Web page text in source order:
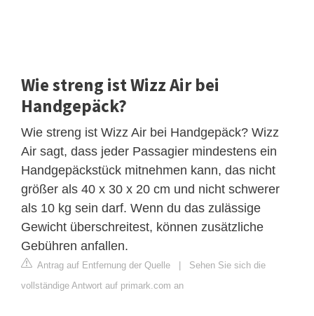
Wie streng ist Wizz Air bei
Handgepäck?
Wie streng ist Wizz Air bei Handgepäck? Wizz
Air sagt, dass jeder Passagier mindestens ein
Handgepäckstück mitnehmen kann, das nicht
größer als 40 x 30 x 20 cm und nicht schwerer
als 10 kg sein darf. Wenn du das zulässige
Gewicht überschreitest, können zusätzliche
Gebühren anfallen.
Antrag auf Entfernung der Quelle | Sehen Sie sich die
vollständige Antwort auf primark.com an